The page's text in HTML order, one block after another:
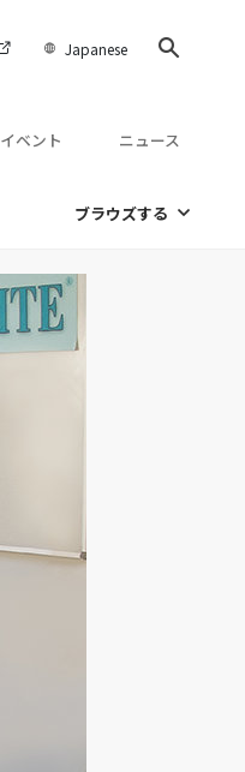
Japanese
イベント ニュース
ブラウズする